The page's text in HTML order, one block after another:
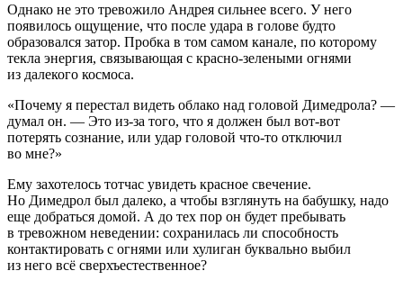
Однако не это тревожило Андрея сильнее всего. У него
появилось ощущение, что после удара в голове будто
образовался затор. Пробка в том самом канале, по которому
текла энергия, связывающая с красно-зелеными огнями
из далекого космоса.
«Почему я перестал видеть облако над головой Димедрола? —
думал он. — Это из-за того, что я должен был вот-вот
потерять сознание, или удар головой что-то отключил
во мне?»
Ему захотелось тотчас увидеть красное свечение.
Но Димедрол был далеко, а чтобы взглянуть на бабушку, надо
еще добраться домой. А до тех пор он будет пребывать
в тревожном неведении: сохранилась ли способность
контактировать с огнями или хулиган буквально выбил
из него всё сверхъестественное?